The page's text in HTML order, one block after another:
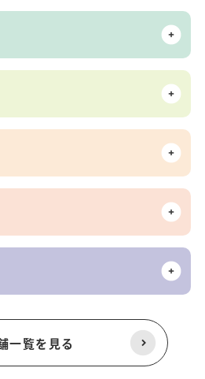
一覧を見る